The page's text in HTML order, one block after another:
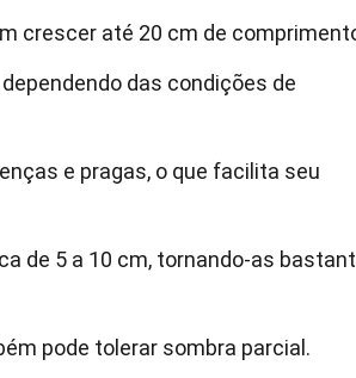
crescer até 20 cm de
das condições de
e pragas, o que facilita seu
de 5 a 10 cm, tornando-as
pode tolerar sombra parcial.